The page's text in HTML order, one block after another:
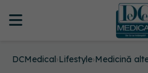
DCMedical›Lifestyle›Medicină